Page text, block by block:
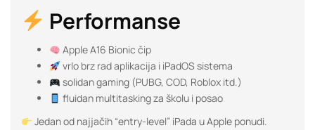
Performanse
Apple A16 Bionic čip
vrlo brz rad aplikacija i iPadOS sistema
solidan gaming (PUBG, COD, Roblox itd.)
fluidan multitasking za školu i posao
Jedan od najjačih “entry-level” iPada u Apple ponudi.